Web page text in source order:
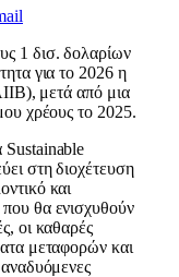
1 δισ. δολαρίων
για το 2026 η
μετά από μια
χρέους το 2025.
Sustainable
στη διοχέτευση
και
θα ενισχυθούν
οι καθαρές
μεταφορών και